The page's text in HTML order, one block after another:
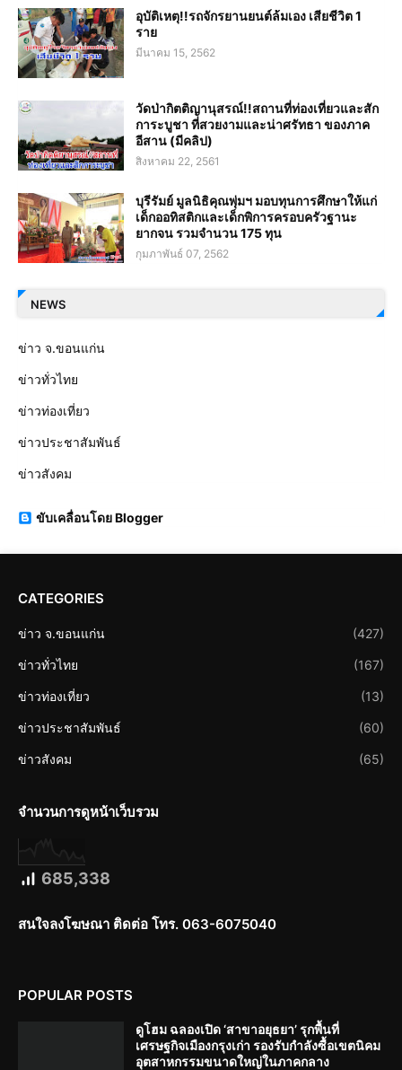
อุบัติเหตุ!!รถจักรยานยนต์ล้มเอง เสียชีวิต 1
ราย
มีนาคม 15, 2562
วัดป่ากิตติญานุสรณ์!!สถานที่ท่องเที่ยวและสัก
การะบูชา ที่สวยงามและน่าศรัทธา ของภาค
อีสาน (มีคลิป)
สิงหาคม 22, 2561
บุรีรัมย์ มูลนิธิคุณพุ่มฯ มอบทุนการศึกษาให้แก่
เด็กออทิสติกและเด็กพิการครอบครัวฐานะ
ยากจน รวมจำนวน 175 ทุน
กุมภาพันธ์ 07, 2562
NEWS
ข่าว จ.ขอนแก่น
ข่าวทั่วไทย
ข่าวท่องเที่ยว
ข่าวประชาสัมพันธ์
ข่าวสังคม
ขับเคลื่อนโดย Blogger
CATEGORIES
ข่าว จ.ขอนแก่น (427)
ข่าวทั่วไทย (167)
ข่าวท่องเที่ยว (13)
ข่าวประชาสัมพันธ์ (60)
ข่าวสังคม (65)
จำนวนการดูหน้าเว็บรวม
685,338
สนใจลงโฆษณา ติดต่อ โทร. 063-6075040
POPULAR POSTS
ดูโฮม ฉลองเปิด ‘สาขาอยุธยา’ รุกพื้นที่
เศรษฐกิจเมืองกรุงเก่า รองรับกำลังซื้อเขตนิคม
อุตสาหกรรมขนาดใหญ่ในภาคกลาง